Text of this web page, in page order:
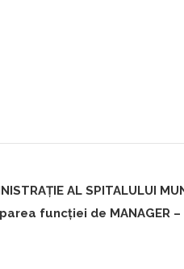
AL SPITALULUI
funcției de MANAGER